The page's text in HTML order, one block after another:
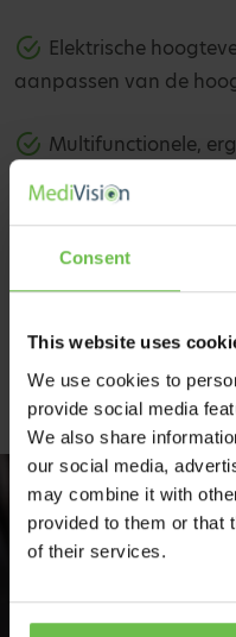
Consent
This website uses
We use cookies to
provide social media
We also share
our social media,
may combine it with
provided to them or that
of their services.
Elektrische
aanpassen van de
Multifunctionele,
geïntegreerde laser knop
eenvoudig
Met het
extreem stabiel en zijn
Kennis